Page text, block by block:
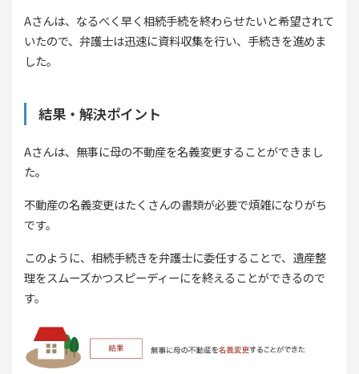
Aさんは、なるべく早く相続手続を終わらせたいと希望されて
いたので、弁護士は迅速に資料収集を行い、手続きを進めま
した。
結果・解決ポイント
Aさんは、無事に母の不動産を名義変更することができまし
た。
不動産の名義変更はたくさんの書類が必要で煩雑になりがち
です。
このように、相続手続きを弁護士に委任することで、遺産整
理をスムーズかつスピーディーにを終えることができるので
す。